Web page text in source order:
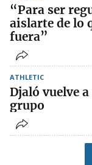
“Para ser
aislarte de lo
fuera”
ATHLETIC
Djaló vuelve
grupo